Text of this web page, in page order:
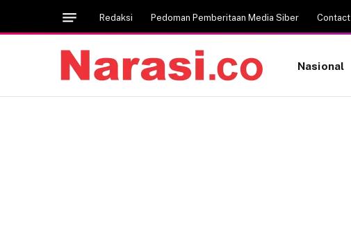
Redaksi Pedoman Pemberitaan Media Siber Contact
Nasional